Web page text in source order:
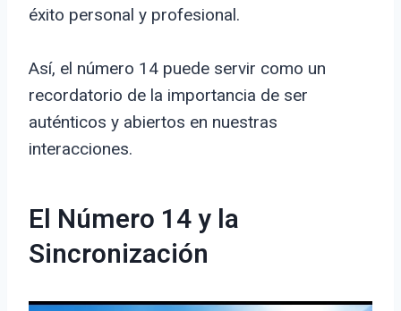
éxito personal y profesional.
Así, el número 14 puede servir como un
recordatorio de la importancia de ser
auténticos y abiertos en nuestras
interacciones.
El Número 14 y la
Sincronización